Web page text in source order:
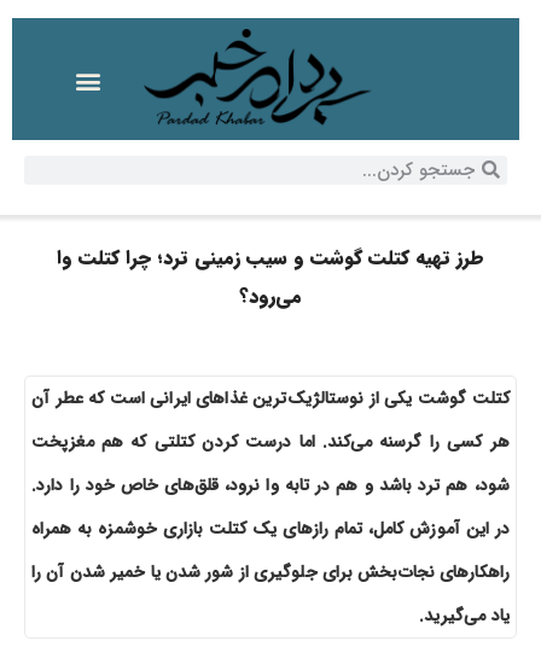
طرز تهیه کتلت گوشت و سیب زمینی ترد؛ چرا کتلت وا
می‌رود؟
کتلت گوشت یکی از نوستالژیک‌ترین غذاهای ایرانی است که عطر آن
هر کسی را گرسنه می‌کند. اما درست کردن کتلتی که هم مغزپخت
شود، هم ترد باشد و هم در تابه وا نرود، قلق‌های خاص خود را دارد.
در این آموزش کامل، تمام رازهای یک کتلت بازاری خوشمزه به همراه
راهکارهای نجات‌بخش برای جلوگیری از شور شدن یا خمیر شدن آن را
یاد می‌گیرید.